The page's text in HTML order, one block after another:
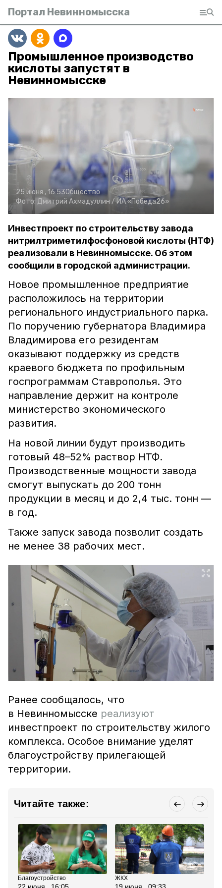
Портал Невинномысска
Промышленное производство
кислоты запустят в
Невинномысске
25 июня , 16:53Общество
Фото: Дмитрий Ахмадуллин /ИА «Победа26»
Инвестпроект по строительству завода
нитрилтриметилфосфоновой кислоты (НТФ)
реализовали в Невинномысске. Об этом
сообщили в городской администрации.
Новое промышленное предприятие
расположилось на территории
регионального индустриального парка.
По поручению губернатора Владимира
Владимирова его резидентам
оказывают поддержку из средств
краевого бюджета по профильным
госпрограммам Ставрополья. Это
направление держит на контроле
министерство экономического
развития.
На новой линии будут производить
готовый 48–52% раствор НТФ.
Производственные мощности завода
смогут выпускать до 200 тонн
продукции в месяц и до 2,4 тыс. тонн —
в год.
Также запуск завода позволит создать
не менее 38 рабочих мест.
Ранее сообщалось, что
в Невинномысске реализуют
инвестпроект по строительству жилого
комплекса. Особое внимание уделят
благоустройству прилегающей
территории.
Читайте также:
Благоустройство ЖКХ